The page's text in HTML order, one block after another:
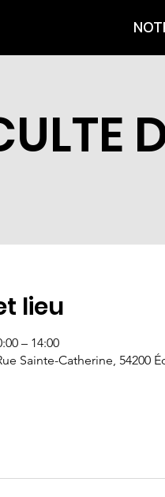
lieu
– 14:00
Sainte-Catherine, 54200